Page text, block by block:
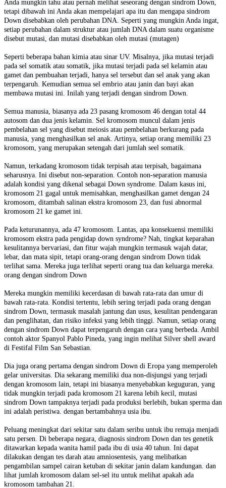
Anda mungkin tahu atau pernah melihat seseorang dengan sindrom Down,
tetapi dibawah ini Anda akan mempelajari apa itu dan mengapa sindrom
Down disebabkan oleh perubahan DNA. Seperti yang mungkin Anda ingat,
setiap perubahan dalam struktur atau jumlah DNA dalam suatu organisme
disebut mutasi, dan mutasi disebabkan oleh mutasi (mutagen)
Seperti beberapa bahan kimia atau sinar UV. Misalnya, jika mutasi terjadi
pada sel somatik atau somatik, jika mutasi terjadi pada sel kelamin atau
gamet dan pembuahan terjadi, hanya sel tersebut dan sel anak yang akan
terpengaruh. Kemudian semua sel embrio atau janin dan bayi akan
membawa mutasi ini. Inilah yang terjadi dengan sindrom Down.
Semua manusia, biasanya ada 23 pasang kromosom 46 dengan total 44
autosom dan dua jenis kelamin. Sel kromosom muncul dalam jenis
pembelahan sel yang disebut meiosis atau pembelahan berkurang pada
manusia, yang menghasilkan sel anak. Artinya, setiap orang memiliki 23
kromosom, yang merupakan setengah dari jumlah seel somatik.
Namun, terkadang kromosom tidak terpisah atau terpisah, bagaimana
seharusnya. Ini disebut non-separation. Contoh non-separation manusia
adalah kondisi yang dikenal sebagai Down syndrome. Dalam kasus ini,
kromosom 21 gagal untuk memisahkan, menghasilkan gamet dengan 24
kromosom, ditambah salinan ekstra kromosom 23, dan fusi abnormal
kromosom 21 ke gamet ini.
Pada keturunannya, ada 47 kromosom. Lantas, apa konsekuensi memiliki
kromosom ekstra pada pengidap down syndrome? Nah, tingkat keparahan
kesulitannya bervariasi, dan fitur wajah mungkin termasuk wajah datar,
lebar, dan mata sipit, tetapi orang-orang dengan sindrom Down tidak
terlihat sama. Mereka juga terlihat seperti orang tua dan keluarga mereka.
orang dengan sindrom Down
Mereka mungkin memiliki kecerdasan di bawah rata-rata dan umur di
bawah rata-rata. Kondisi tertentu, lebih sering terjadi pada orang dengan
sindrom Down, termasuk masalah jantung dan usus, kesulitan pendengaran
dan penglihatan, dan risiko infeksi yang lebih tinggi. Namun, setiap orang
dengan sindrom Down dapat terpengaruh dengan cara yang berbeda. Ambil
contoh aktor Spanyol Pablo Pineda, yang ingin melihat Silver shell award
di Festifal Film San Sebastian.
Dia juga orang pertama dengan sindrom Down di Eropa yang memperoleh
gelar universitas. Dia sekarang memiliki dua non-disjungsi yang terjadi
dengan kromosom lain, tetapi ini biasanya menyebabkan keguguran, yang
tidak mungkin terjadi pada kromosom 21 karena lebih kecil, mutasi
sindrom Down tampaknya terjadi pada produksi berlebih, bukan sperma dan
ini adalah peristiwa. dengan bertambahnya usia ibu.
Peluang meningkat dari sekitar satu dalam seribu untuk ibu remaja menjadi
satu persen. Di beberapa negara, diagnosis sindrom Down dan tes genetik
ditawarkan kepada wanita hamil pada ibu di usia 40 tahun. Ini dapat
dilakukan dengan tes darah atau amniosentesis, yang melibatkan
pengambilan sampel cairan ketuban di sekitar janin dalam kandungan. dan
lihat jumlah kromosom dalam sel-sel itu untuk melihat apakah ada
kromosom tambahan 21.